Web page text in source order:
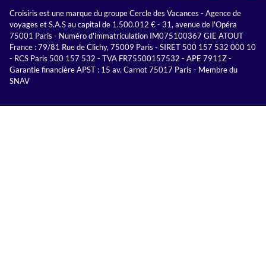
Croisiris est une marque du groupe Cercle des Vacances - Agence de
voyages et S.A.S au capital de 1.500.012 € - 31, avenue de l'Opéra
75001 Paris - Numéro d'immatriculation IM075100367 GIE ATOUT
France : 79/81 Rue de Clichy, 75009 Paris - SIRET 500 157 532 000 10
- RCS Paris 500 157 532 - TVA FR75500157532 - APE 7911Z -
Garantie financière APST : 15 av. Carnot 75017 Paris - Membre du
SNAV